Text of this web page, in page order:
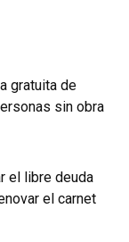
gratuita de
sin obra
el libre deuda
el carnet